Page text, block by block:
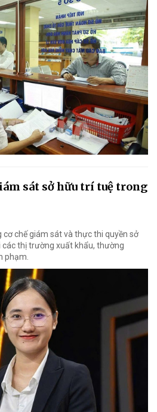
sát sở hữu trí tuệ trong
cơ chế giám sát và thực thi quyền sở
thị trường xuất khẩu, thường
phạm.